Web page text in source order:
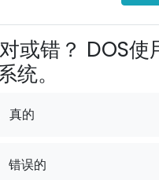
对或错？ DOS使
统。
真的
错误的